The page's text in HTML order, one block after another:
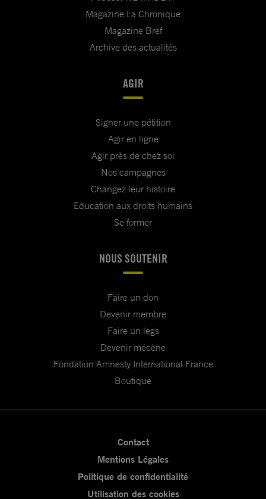
Magazine La Chronique
Magazine Bref
Archive des actualités
AGIR
Signer une pétition
Agir en ligne
Agir près de chez soi
Nos campagnes
Changez leur histoire
Education aux droits humains
Se former
NOUS SOUTENIR
Faire un don
Devenir membre
Faire un legs
Devenir mécène
Fondation Amnesty International France
Boutique
Contact
Mentions Légales
Politique de confidentialité
Utilisation des cookies